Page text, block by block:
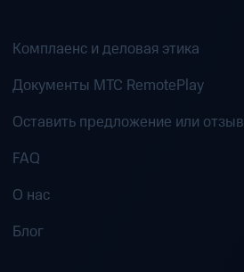
Комплаенс и деловая этика
Документы MTC RemotePlay
Оставить предложение или отзыв
FAQ
О нас
Блог